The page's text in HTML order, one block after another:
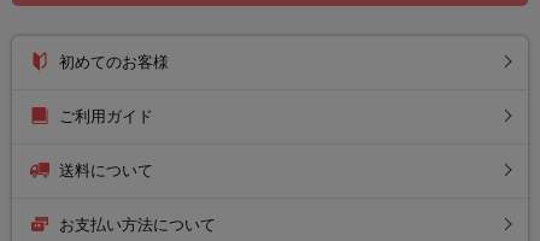
初めてのお客様
ご利用ガイド
送料について
お支払い方法について